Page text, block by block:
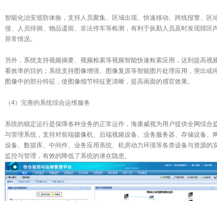
智能化治安巡防体验，支持人员聚集、区域出现、快速移动、跨线报警、区
侵、人员徘徊、物品遗留、非法停车等检测，有利于执勤人员及时发现辖区
异常情况。
另外，系统支持视频摘要、视频检索等视频智能快速检索应用，达到提高视
看效率的目的；系统支持图像增强、图像复原等智能图片处理应用，突出或
图像中的部分特征，使图像细节特征更清晰，提高画面的感官效果。
（4）完善的系统综合运维服务
系统的稳定运行是保障各种业务的正常运作，海康威视为用户提供全网综合
与管理系统，支持对前端摄像机、后端视频设备、业务服务器、存储设备、
设备、数据库、中间件、业务应用系统、机房动力环境等各类设备与资源的
监控与管理，有效的降低了系统的潜在隐患。